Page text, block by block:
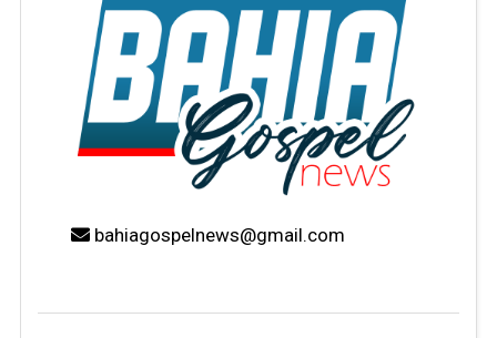
bahiagospelnews@gmail.com